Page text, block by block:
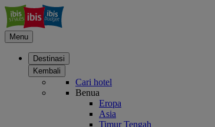
Menu
Destinasi
Kembali
Cari hotel
Benua
Eropa
Asia
Timur Tengah